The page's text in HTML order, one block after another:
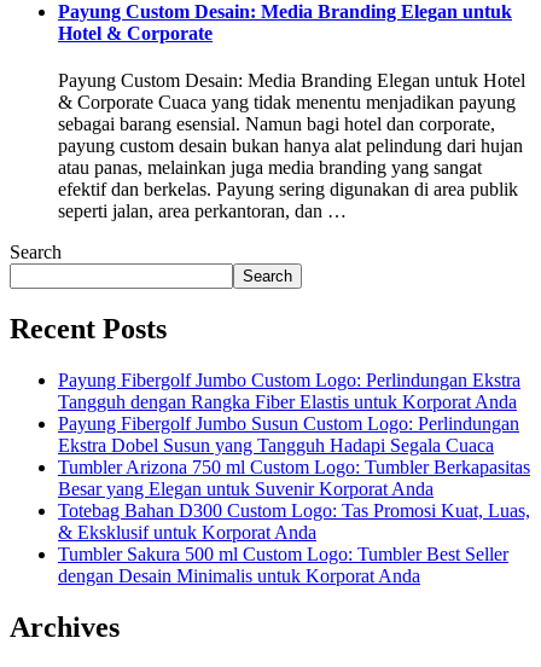
Payung Custom Desain: Media Branding Elegan untuk
Hotel & Corporate
Payung Custom Desain: Media Branding Elegan untuk Hotel
& Corporate Cuaca yang tidak menentu menjadikan payung
sebagai barang esensial. Namun bagi hotel dan corporate,
payung custom desain bukan hanya alat pelindung dari hujan
atau panas, melainkan juga media branding yang sangat
efektif dan berkelas. Payung sering digunakan di area publik
seperti jalan, area perkantoran, dan …
Search
Search
Recent Posts
Payung Fibergolf Jumbo Custom Logo: Perlindungan Ekstra
Tangguh dengan Rangka Fiber Elastis untuk Korporat Anda
Payung Fibergolf Jumbo Susun Custom Logo: Perlindungan
Ekstra Dobel Susun yang Tangguh Hadapi Segala Cuaca
Tumbler Arizona 750 ml Custom Logo: Tumbler Berkapasitas
Besar yang Elegan untuk Suvenir Korporat Anda
Totebag Bahan D300 Custom Logo: Tas Promosi Kuat, Luas,
& Eksklusif untuk Korporat Anda
Tumbler Sakura 500 ml Custom Logo: Tumbler Best Seller
dengan Desain Minimalis untuk Korporat Anda
Archives